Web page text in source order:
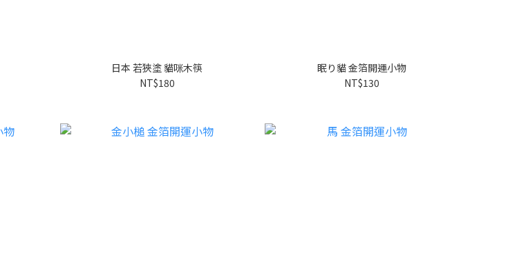
日本 若狹塗 貓咪木筷
NT$180
眠り貓 金箔開運小物
NT$130